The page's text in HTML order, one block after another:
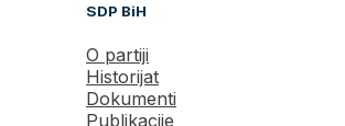
SDP BiH
O partiji
Historijat
Dokumenti
Publikacije